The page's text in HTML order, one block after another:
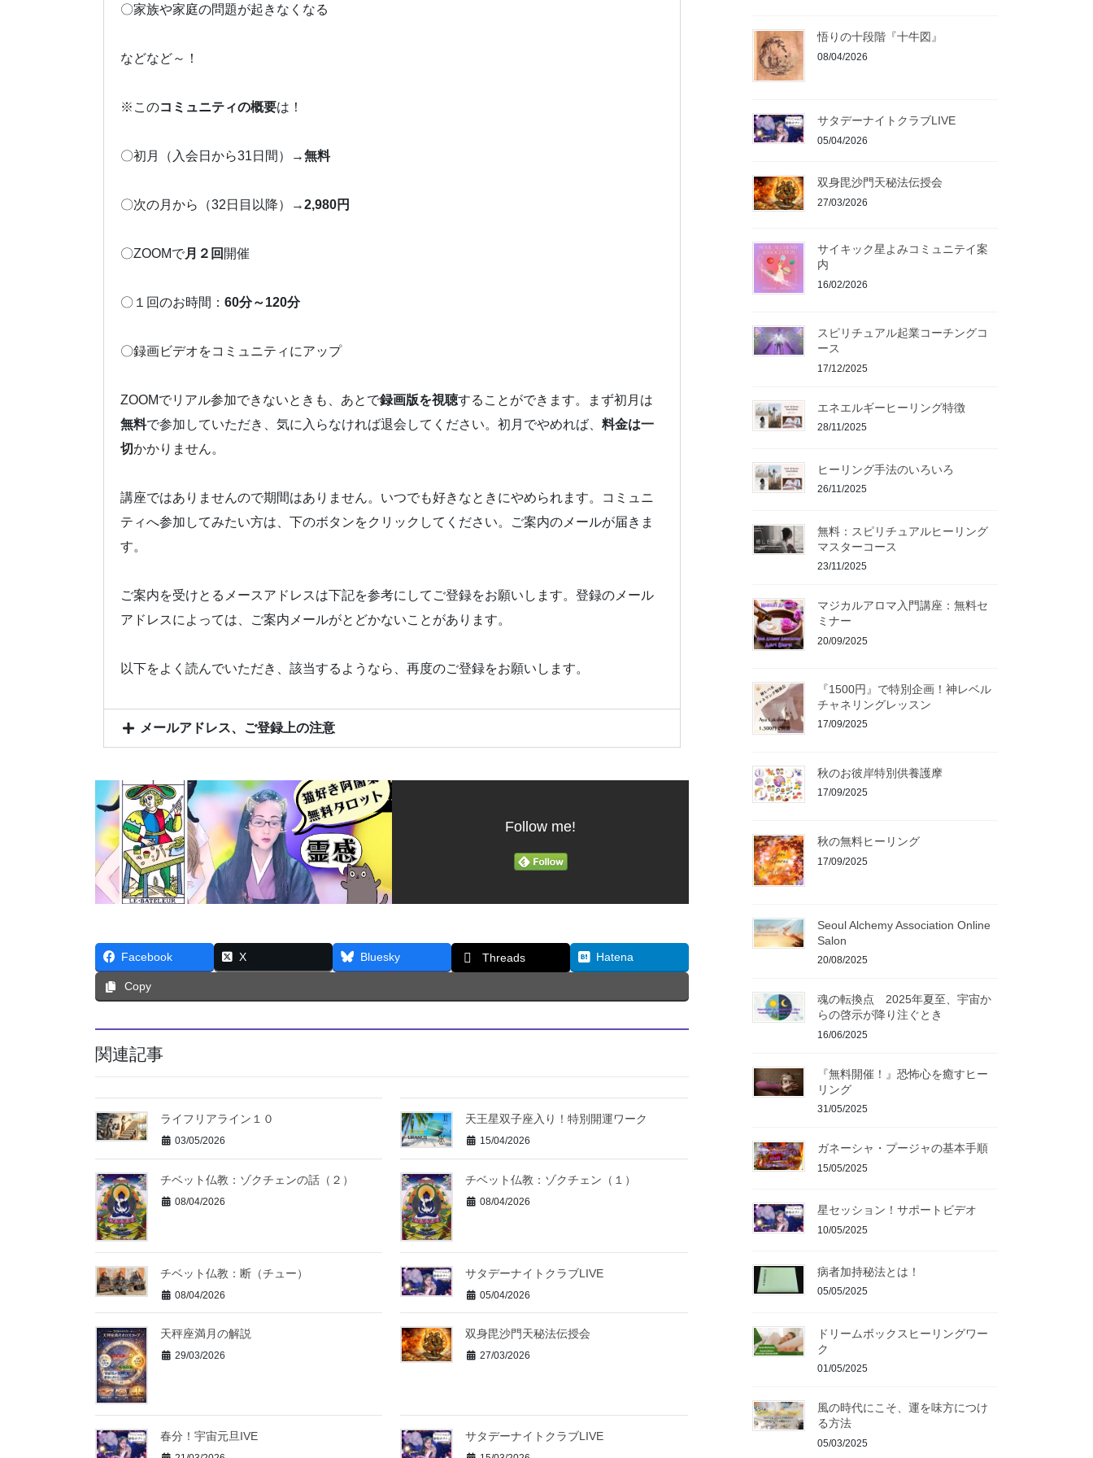
〇家族や家庭の問題が起きなくなる
などなど～！
※このコミュニティの概要は！
〇初月（入会日から31日間）→無料
〇次の月から（32日目以降）→2,980円
〇ZOOMで月２回 開催
〇１回のお時間： 60分～120分
〇録画ビデオをコミュニティにアップ
ZOOMでリアル参加できないときも、あとで録画版を視聴することができます。まず初月は
無料で参加していただき、気に入らなければ退会してください。初月でやめれば、 料金は一
切かかりません。
講座ではありませんので期間はありません。いつでも好きなときにやめられます。コミュニ
ティへ参加してみたい方は、下のボタンをクリックしてください。ご案内のメールが届きま
す。
ご案内を受けとるメースアドレスは下記を参考にしてご登録をお願いします。登録のメール
アドレスによっては、ご案内メールがとどかないことがあります。
以下をよく読んでいただき、該当するようなら、再度のご登録をお願いします。
メールアドレス、ご登録上の注意
Follow me!
Facebook X Bluesky Threads Hatena
Copy
関連記事
ライフリアライン１０
03/05/2026
天王星双子座入り！特別開運ワーク
15/04/2026
チベット仏教：ゾクチェンの話（２）
08/04/2026
チベット仏教：ゾクチェン（１）
08/04/2026
チベット仏教：断（チュー）
08/04/2026
サタデーナイトクラブLIVE
05/04/2026
天秤座満月の解説
29/03/2026
双身毘沙門天秘法伝授会
27/03/2026
春分！宇宙元旦IVE サタデーナイトクラブLIVE
悟りの十段階『十牛図』
08/04/2026
サタデーナイトクラブLIVE
05/04/2026
双身毘沙門天秘法伝授会
27/03/2026
サイキック星よみコミュニテイ案
内
16/02/2026
スピリチュアル起業コーチングコ
ース
17/12/2025
エネエルギーヒーリング特徴
28/11/2025
ヒーリング手法のいろいろ
26/11/2025
無料：スピリチュアルヒーリング
マスターコース
23/11/2025
マジカルアロマ入門講座：無料セ
ミナー
20/09/2025
『1500円』で特別企画！神レベル
チャネリングレッスン
17/09/2025
秋のお彼岸特別供養護摩
17/09/2025
秋の無料ヒーリング
17/09/2025
Seoul Alchemy Association Online
Salon
20/08/2025
魂の転換点 2025年夏至、宇宙か
らの啓示が降り注ぐとき
16/06/2025
『無料開催！』恐怖心を癒すヒー
リング
31/05/2025
ガネーシャ・プージャの基本手順
15/05/2025
星セッション！サポートビデオ
10/05/2025
病者加持秘法とは！
05/05/2025
ドリームボックスヒーリングワー
ク
01/05/2025
風の時代にこそ、運を味方につけ
る方法
05/03/2025